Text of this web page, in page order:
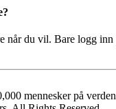
når du vil. Bare logg
mennesker på